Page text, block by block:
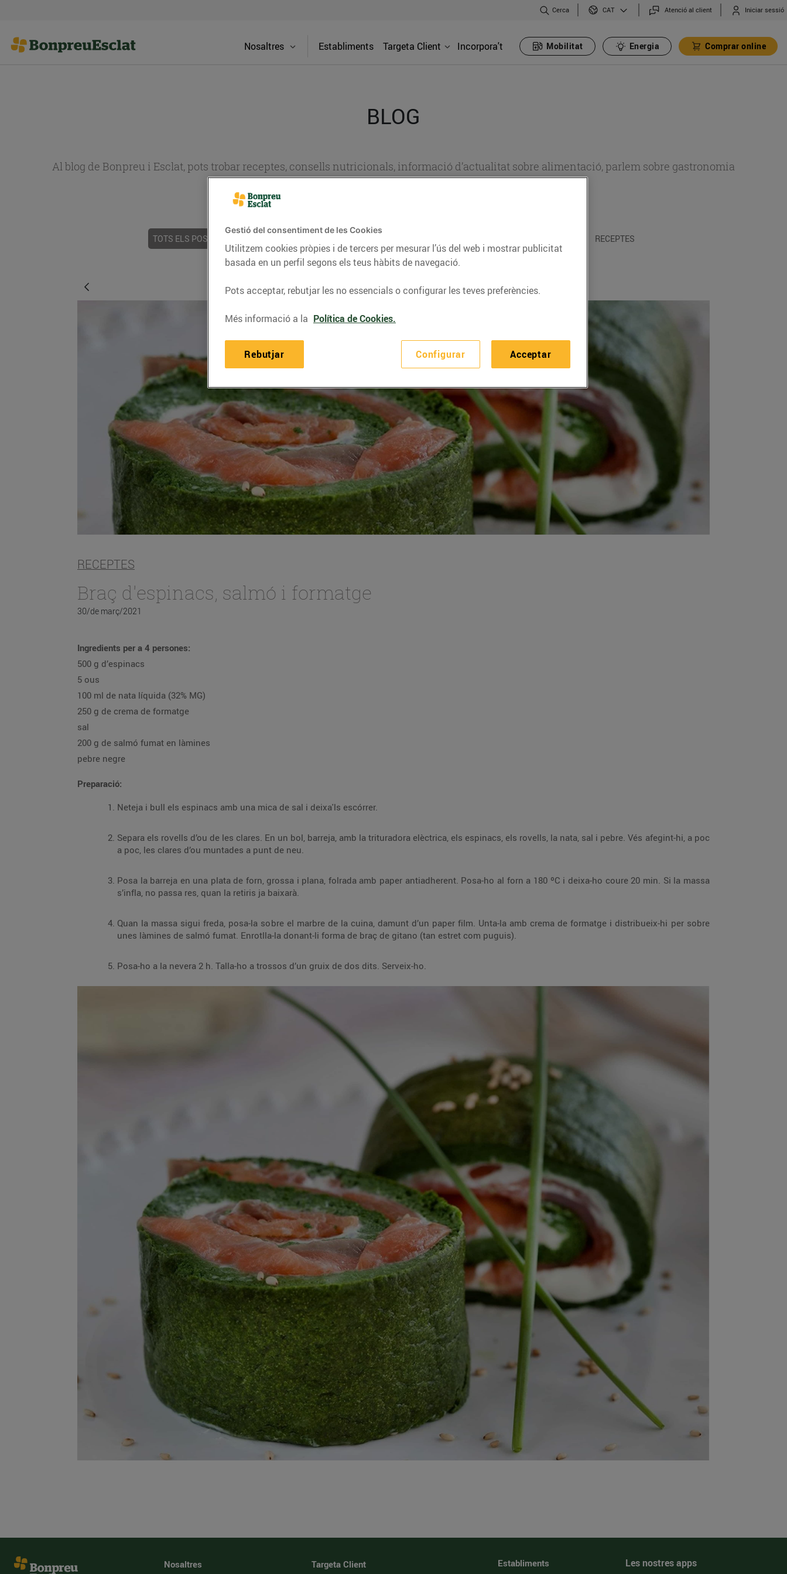
Cerca CAT Atenció al client Iniciar sessió
Nosaltres Establiments Targeta Client Incorpora't Mobilitat Energia Comprar online
BLOG
Al blog de Bonpreu i Esclat, pots trobar receptes, consells nutricionals, informació d’actualitat sobre alimentació, parlem sobre gastronomia
TOTS ELS POSTS RECEPTES
RECEPTES
Braç d'espinacs, salmó i formatge
30/de març/2021
Ingredients per a 4 persones:
500 g d’espinacs
5 ous
100 ml de nata líquida (32% MG)
250 g de crema de formatge
sal
200 g de salmó fumat en làmines
pebre negre
Preparació:
Neteja i bull els espinacs amb una mica de sal i deixa'ls escórrer.
Separa els rovells d’ou de les clares. En un bol, barreja, amb la trituradora elèctrica, els espinacs, els rovells, la nata, sal i pebre. Vés afegint-hi, a poc
a poc, les clares d’ou muntades a punt de neu.
Posa la barreja en una plata de forn, grossa i plana, folrada amb paper antiadherent. Posa-ho al forn a 180 ºC i deixa-ho coure 20 min. Si la massa
s’infla, no passa res, quan la retiris ja baixarà.
Quan la massa sigui freda, posa-la sobre el marbre de la cuina, damunt d’un paper film. Unta-la amb crema de formatge i distribueix-hi per sobre
unes làmines de salmó fumat. Enrotlla-la donant-li forma de braç de gitano (tan estret com puguis).
Posa-ho a la nevera 2 h. Talla-ho a trossos d’un gruix de dos dits. Serveix-ho.
Nosaltres Targeta Client Establiments Les nostres apps
Gestió del consentiment de les Cookies
Utilitzem cookies pròpies i de tercers per mesurar l’ús del web i mostrar publicitat
basada en un perfil segons els teus hàbits de navegació.
Pots acceptar, rebutjar les no essencials o configurar les teves preferències.
Més informació a la Política de Cookies.
Configurar
Rebutjar Acceptar